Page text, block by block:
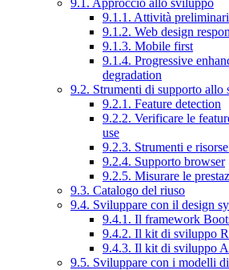
9.1. Approccio allo sviluppo
9.1.1. Attività preliminari
9.1.2. Web design
9.1.3. Mobile first
9.1.4. Progressive
degradation
9.2. Strumenti di supporto allo
9.2.1. Feature detection
9.2.2. Verificare le
use
9.2.3. Strumenti e
9.2.4. Supporto browser
9.2.5. Misurare le
9.3. Catalogo del riuso
9.4. Sviluppare con il design
9.4.1. Il framework
9.4.2. Il kit di sviluppo
9.4.3. Il kit di sviluppo
9.5. Sviluppare con i modelli